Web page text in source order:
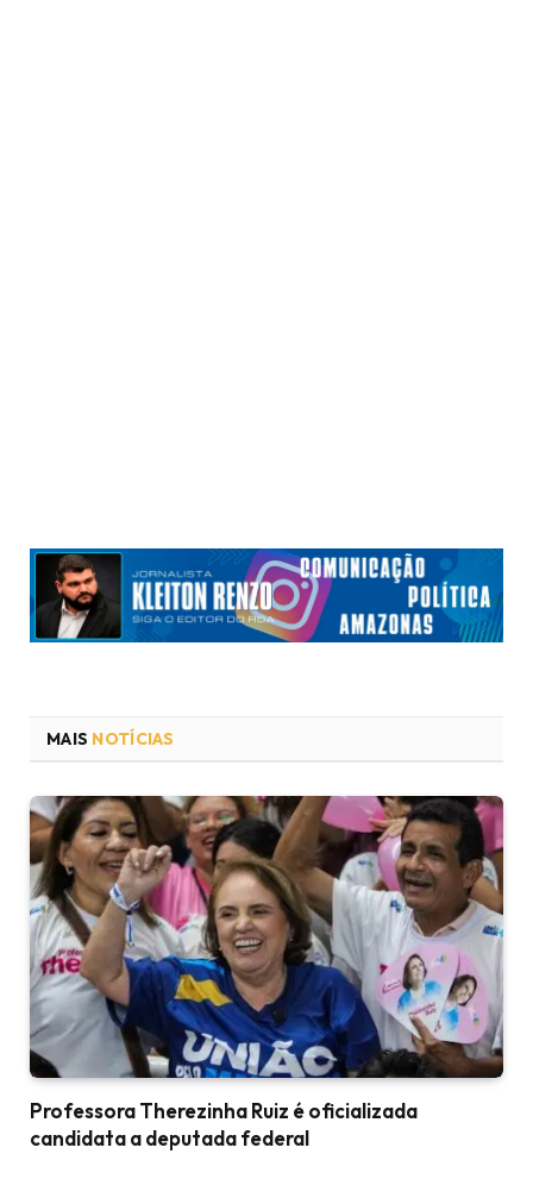
MAIS NOTÍCIAS
Professora Therezinha Ruiz é oficializada
candidata a deputada federal